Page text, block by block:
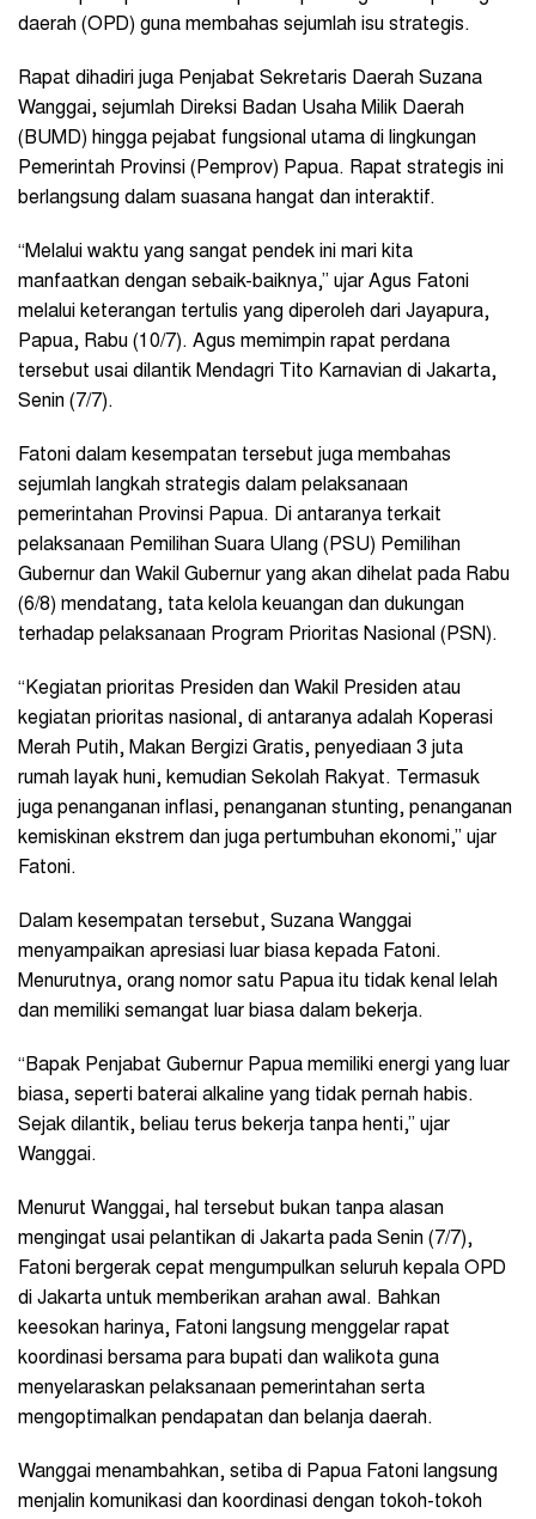
daerah (OPD) guna membahas sejumlah isu strategis.
Rapat dihadiri juga Penjabat Sekretaris Daerah Suzana
Wanggai, sejumlah Direksi Badan Usaha Milik Daerah
(BUMD) hingga pejabat fungsional utama di lingkungan
Pemerintah Provinsi (Pemprov) Papua. Rapat strategis ini
berlangsung dalam suasana hangat dan interaktif.
“Melalui waktu yang sangat pendek ini mari kita
manfaatkan dengan sebaik-baiknya,” ujar Agus Fatoni
melalui keterangan tertulis yang diperoleh dari Jayapura,
Papua, Rabu (10/7). Agus memimpin rapat perdana
tersebut usai dilantik Mendagri Tito Karnavian di Jakarta,
Senin (7/7).
Fatoni dalam kesempatan tersebut juga membahas
sejumlah langkah strategis dalam pelaksanaan
pemerintahan Provinsi Papua. Di antaranya terkait
pelaksanaan Pemilihan Suara Ulang (PSU) Pemilihan
Gubernur dan Wakil Gubernur yang akan dihelat pada Rabu
(6/8) mendatang, tata kelola keuangan dan dukungan
terhadap pelaksanaan Program Prioritas Nasional (PSN).
“Kegiatan prioritas Presiden dan Wakil Presiden atau
kegiatan prioritas nasional, di antaranya adalah Koperasi
Merah Putih, Makan Bergizi Gratis, penyediaan 3 juta
rumah layak huni, kemudian Sekolah Rakyat. Termasuk
juga penanganan inflasi, penanganan stunting, penanganan
kemiskinan ekstrem dan juga pertumbuhan ekonomi,” ujar
Fatoni.
Dalam kesempatan tersebut, Suzana Wanggai
menyampaikan apresiasi luar biasa kepada Fatoni.
Menurutnya, orang nomor satu Papua itu tidak kenal lelah
dan memiliki semangat luar biasa dalam bekerja.
“Bapak Penjabat Gubernur Papua memiliki energi yang luar
biasa, seperti baterai alkaline yang tidak pernah habis.
Sejak dilantik, beliau terus bekerja tanpa henti,” ujar
Wanggai.
Menurut Wanggai, hal tersebut bukan tanpa alasan
mengingat usai pelantikan di Jakarta pada Senin (7/7),
Fatoni bergerak cepat mengumpulkan seluruh kepala OPD
di Jakarta untuk memberikan arahan awal. Bahkan
keesokan harinya, Fatoni langsung menggelar rapat
koordinasi bersama para bupati dan walikota guna
menyelaraskan pelaksanaan pemerintahan serta
mengoptimalkan pendapatan dan belanja daerah.
Wanggai menambahkan, setiba di Papua Fatoni langsung
menjalin komunikasi dan koordinasi dengan tokoh-tokoh